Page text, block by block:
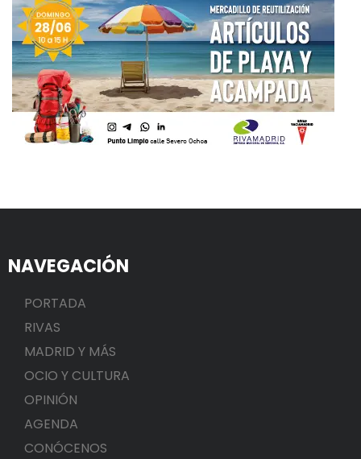
NAVEGACIÓN
PORTADA
RIVAS
MADRID Y MÁS
OCIO Y CULTURA
OPINIÓN
AGENDA
CONÓCENOS